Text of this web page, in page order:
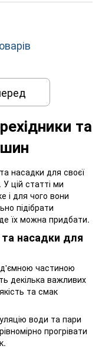
та
насадки для своєї
цій статті ми
і для чого вони
підібрати
їх можна придбати.
насадки для
частиною
декілька важливих
та смак
води та пари
прогрівати